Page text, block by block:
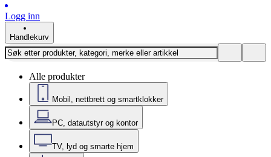
Logg inn
Handlekurv
Alle produkter
Mobil, nettbrett og smartklokker
PC, datautstyr og kontor
TV, lyd og smarte hjem